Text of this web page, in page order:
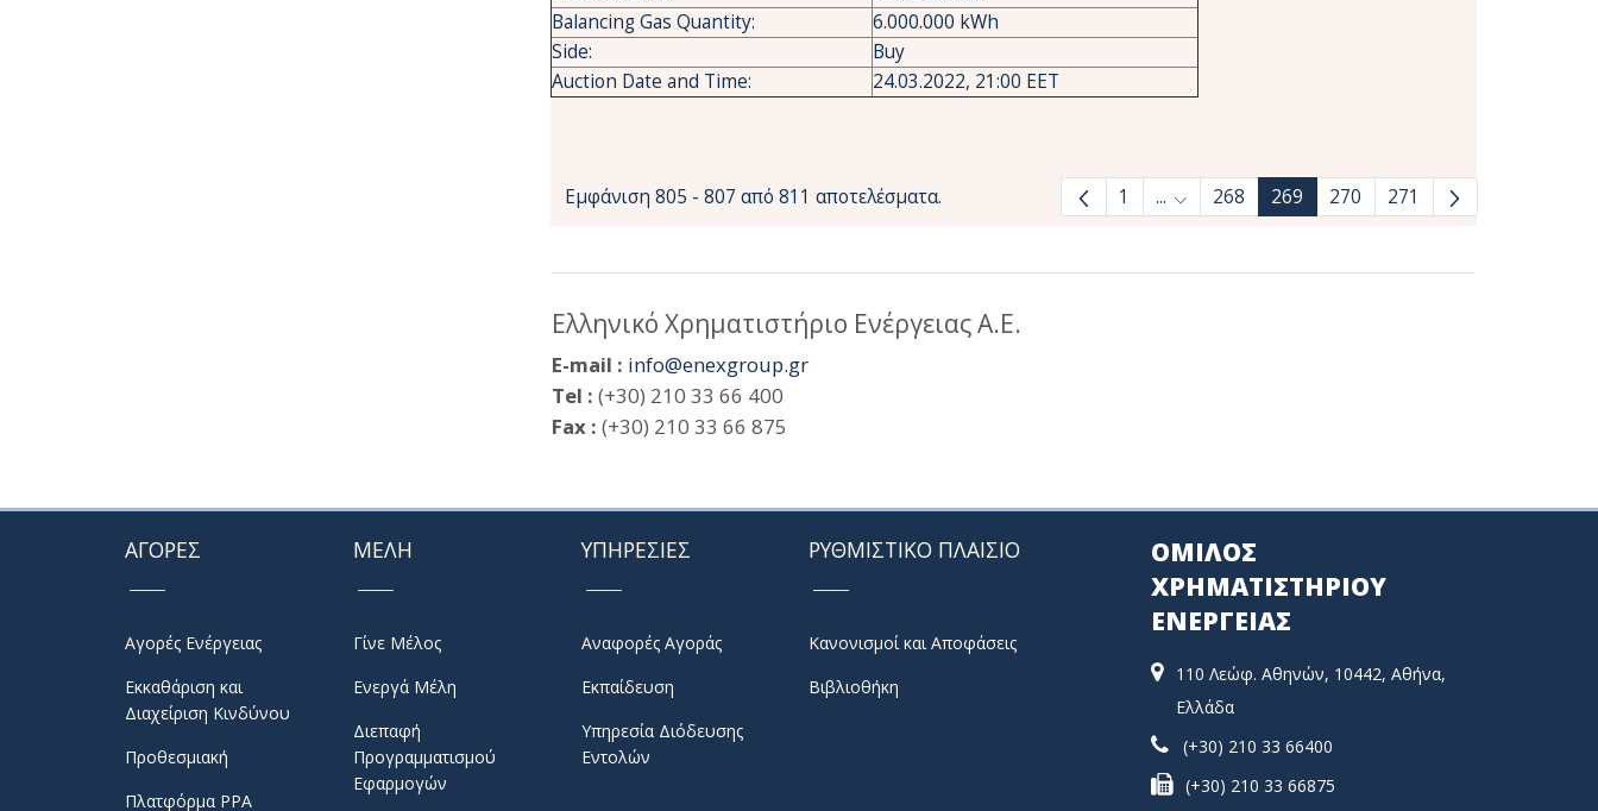
Balancing Gas Quantity:
6.000.000 kWh
Side:
Buy
Auction Date and Time:
24.03.2022, 21:00 EET
Εμφάνιση 805 - 807 από 811 αποτελέσματα. 1 ... Ενδιάμεσες σελίδες Use TAB to navigate.
268 269 270 271
Ελληνικό Χρηματιστήριο Ενέργειας Α.Ε.
E-mail : info@enexgroup.gr
Tel : (+30) 210 33 66 400
Fax : (+30) 210 33 66 875
ΑΓΟΡΕΣ
Αγορές Ενέργειας
Εκκαθάριση και
Διαχείριση Κινδύνου
Προθεσμιακή
Πλατφόρμα PPA
ΜΕΛΗ
Γίνε Μέλος
Ενεργά Μέλη
Διεπαφή
Προγραμματισμού
Εφαρμογών
ΥΠΗΡΕΣΙΕΣ
Αναφορές Αγοράς
Εκπαίδευση
Υπηρεσία Διόδευσης
Εντολών
ΡΥΘΜΙΣΤΙΚΟ ΠΛΑΙΣΙΟ
Κανονισμοί και Αποφάσεις
Βιβλιοθήκη
ΟΜΙΛΟΣ
ΧΡΗΜΑΤΙΣΤΗΡΙΟΥ
ΕΝΕΡΓΕΙΑΣ
110 Λεώφ. Αθηνών, 10442, Αθήνα,
Ελλάδα
(+30) 210 33 66400
(+30) 210 33 66875